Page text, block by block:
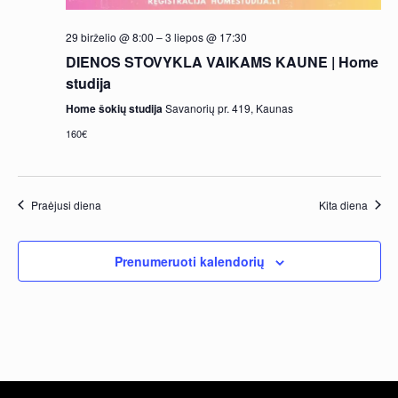
29 birželio @ 8:00 –3 liepos @ 17:30
DIENOS STOVYKLA VAIKAMS KAUNE | Home
studija
Home šokių studijaSavanorių pr. 419, Kaunas
160€
Praėjusi diena Kita diena
Prenumeruoti kalendorių